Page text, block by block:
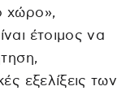
χώρο»,
έτοιμος να
εξελίξεις των